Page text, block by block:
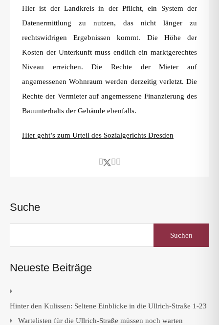
Hier ist der Landkreis in der Pflicht, ein System der
Datenermittlung zu nutzen, das nicht länger zu
rechtswidrigen Ergebnissen kommt. Die Höhe der
Kosten der Unterkunft muss endlich ein marktgerechtes
Niveau erreichen. Die Rechte der Mieter auf
angemessenen Wohnraum werden derzeitig verletzt. Die
Rechte der Vermieter auf angemessene Finanzierung des
Bauunterhalts der Gebäude ebenfalls.
Hier geht’s zum Urteil des Sozialgerichts Dresden
Suche
Neueste Beiträge
Hinter den Kulissen: Seltene Einblicke in die Ullrich-Straße 1-23
Wartelisten für die Ullrich-Straße müssen noch warten